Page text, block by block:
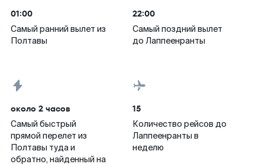
01:00
Самый ранний вылет из
Полтавы
22:00
Самый поздний вылет
до Лаппеенранты
около 2 часов
Самый быстрый
прямой перелет из
Полтавы туда и
обратно, найденный на
15
Количество рейсов до
Лаппеенранты в
неделю